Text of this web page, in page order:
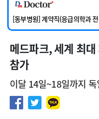
[충남대학교병원] 소아청소년과(
[동부병원] 계약직(응급의학과
[이대목동병원] 하반기 전공의(
[서울아산병원] 2026년 하반기
[영남대학교의료원] 마취통증의
메드파크, 세계 최
참가
이달 14일~18일까지